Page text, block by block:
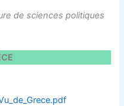
de sciences politiques